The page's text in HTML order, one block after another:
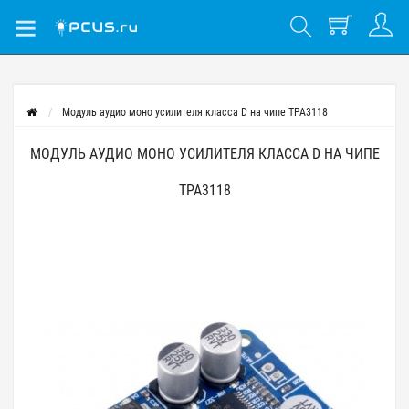
Модуль аудио моно усилителя класса D на чипе TPA3118
МОДУЛЬ АУДИО МОНО УСИЛИТЕЛЯ КЛАССА D НА ЧИПЕ
TPA3118